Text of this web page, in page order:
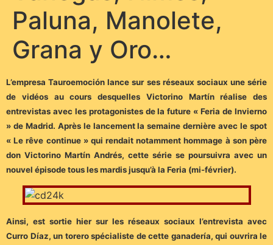
Paluna, Manolete,
Grana y Oro…
L’empresa Tauroemoción lance sur ses réseaux sociaux une série
de vidéos au cours desquelles Victorino Martín réalise des
entrevistas avec les protagonistes de la future « Feria de Invierno
» de Madrid. Après le lancement la semaine dernière avec le spot
« Le rêve continue » qui rendait notamment hommage à son père
don Victorino Martín Andrés, cette série se poursuivra avec un
nouvel épisode tous les mardis jusqu’à la Feria (mi-février).
Ainsi, est sortie hier sur les réseaux sociaux l’entrevista avec
Curro Díaz, un torero spécialiste de cette ganadería, qui ouvrira le